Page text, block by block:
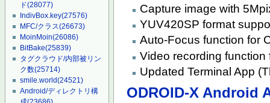
ド(28077)
IndivBox.key(27576)
MFC/クラス(26673)
MoinMoin(26086)
BitBake(25839)
タグクラウド/内部被リン
ク数(25714)
smile.world(24521)
Android/ディレクトリ構
Capture image with
YUV420SP format
Auto-Focus function for
Video recording
Updated Terminal App
ODROID-X Android